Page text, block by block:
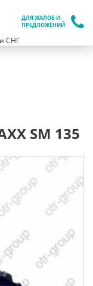
ДЛЯ ЖАЛОБ И
ПРЕДЛОЖЕНИЙ
СНГ
SM 135